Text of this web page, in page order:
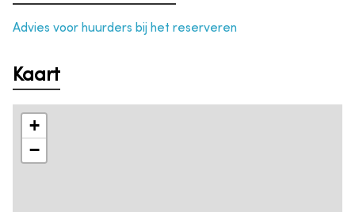
Advies voor huurders bij het reserveren
Kaart
+
−